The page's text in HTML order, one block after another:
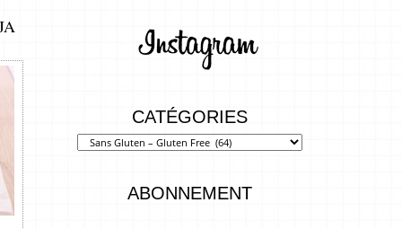
CATÉGORIES
ABONNEMENT